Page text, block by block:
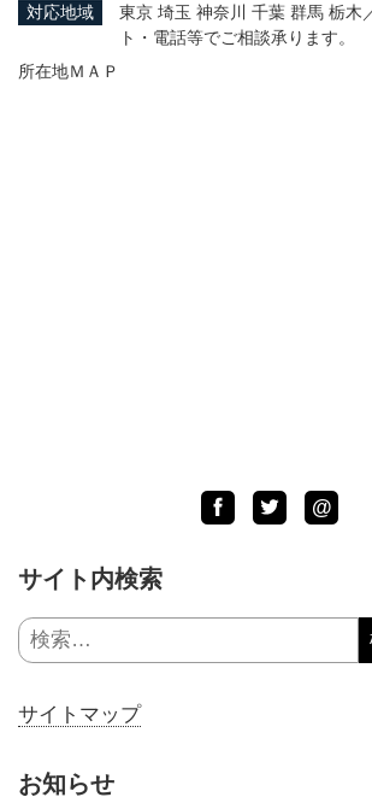
対応地域
東京 埼玉 神奈川 千葉 群馬 栃木
ト・電話等でご相談承ります。
所在地ＭＡＰ
Facebook
TwitterLINE
@
サイト内検索
検
索:
サイトマップ
お知らせ